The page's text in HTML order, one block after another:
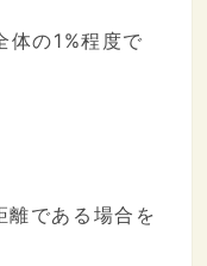
体の1%程度で
離である場合を